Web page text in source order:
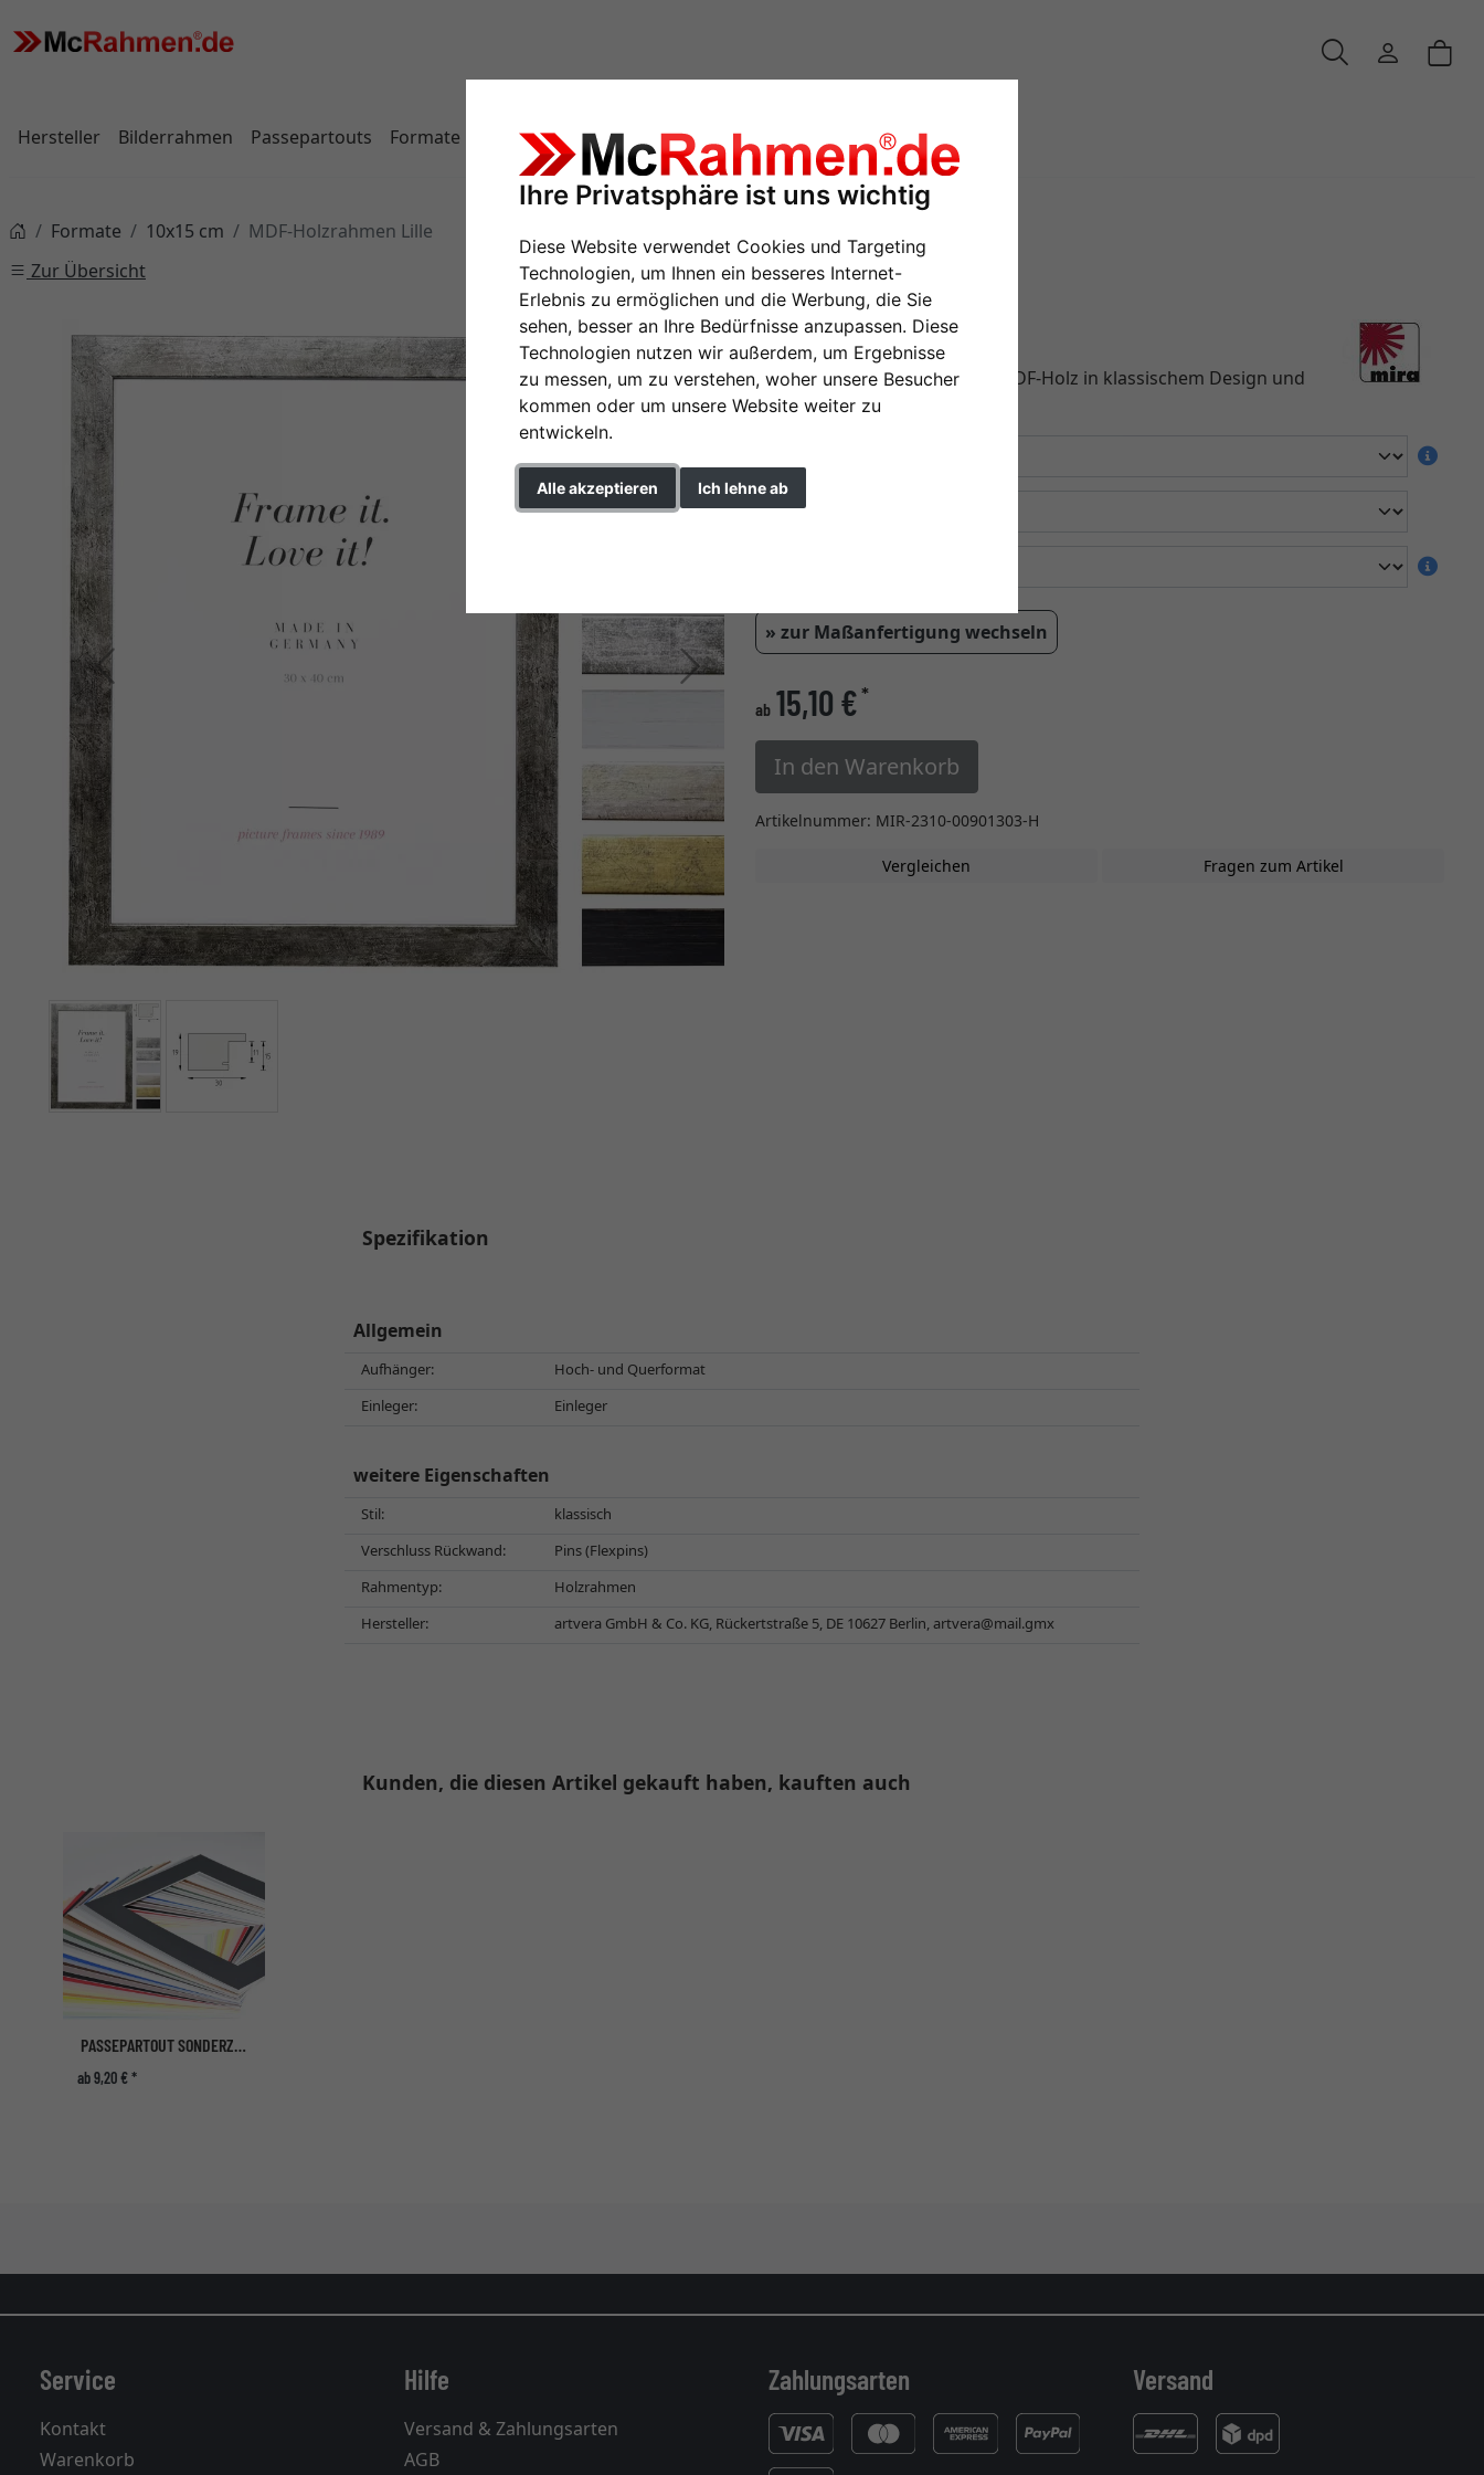
Ihre Privatsphäre ist uns wichtig
Diese Website verwendet Cookies und Targeting
Technologien, um Ihnen ein besseres Internet-
Erlebnis zu ermöglichen und die Werbung, die Sie
sehen, besser an Ihre Bedürfnisse anzupassen. Diese
Technologien nutzen wir außerdem, um Ergebnisse
zu messen, um zu verstehen, woher unsere Besucher
kommen oder um unsere Website weiter zu
entwickeln.
Alle akzeptieren Ich lehne ab
Hersteller Bilderrahmen Passepartouts Formate
Formate 10x15 cm
MDF-Holzrahmen Lille
Zur Übersicht
Zurück Weiter
MDF-Holzrahmen Lille
Günstiger Bilderrahmen aus MDF-Holz in klassischem Design und
hervorragender Qualität.
Farbe
» zur Maßanfertigung wechseln
ab 15,10 €*
In den Warenkorb
Artikelnummer: MIR-2310-00901303-H
Vergleichen Fragen zum Artikel
Spezifikation
Allgemein
Aufhänger:
Hoch- und Querformat
Einleger:
Einleger
weitere Eigenschaften
Stil:
klassisch
Verschluss Rückwand:
Pins (Flexpins)
Rahmentyp:
Holzrahmen
Hersteller:
artvera GmbH & Co. KG, Rückertstraße 5, DE 10627 Berlin,artvera@mail.gmx
Kunden, die diesen Artikel gekauft haben, kauften auch
PASSEPARTOUT SONDERZUSCHNITT
ab 9,20 € *
Service
Kontakt
Warenkorb
Hilfe
Versand & Zahlungsarten
AGB
Zahlungsarten Versand